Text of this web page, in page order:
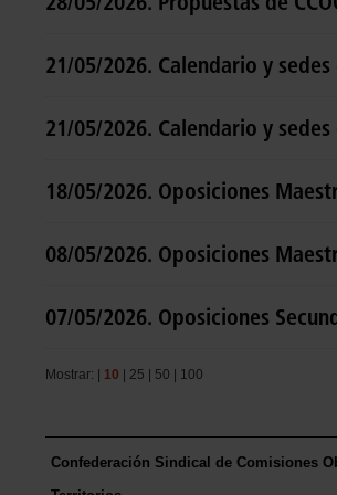
21/05/2026. Calendario y
21/05/2026. Calendario y
18/05/2026. Oposiciones
08/05/2026. Oposiciones
07/05/2026. Oposiciones
Mostrar: | 10 25 50 100
Confederación Sindical de Comisiones